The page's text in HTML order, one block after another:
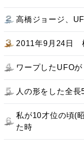
高橋ジョージ、
2011年9月24日
ワープしたUFOが
人の形をした全
私が10才位の頃(
た時